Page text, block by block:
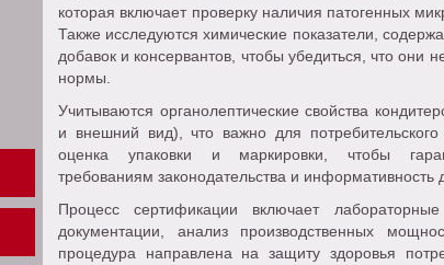
которая включает проверку наличия патогенных
Также исследуются химические показатели,
добавок и консервантов, чтобы убедиться, что они
нормы.
Учитываются органолептические свойства
и внешний вид), что важно для потребительского
оценка упаковки и маркировки, чтобы
требованиям законодательства и информативность
Процесс сертификации включает
документации, анализ производственных
процедура направлена на защиту здоровья